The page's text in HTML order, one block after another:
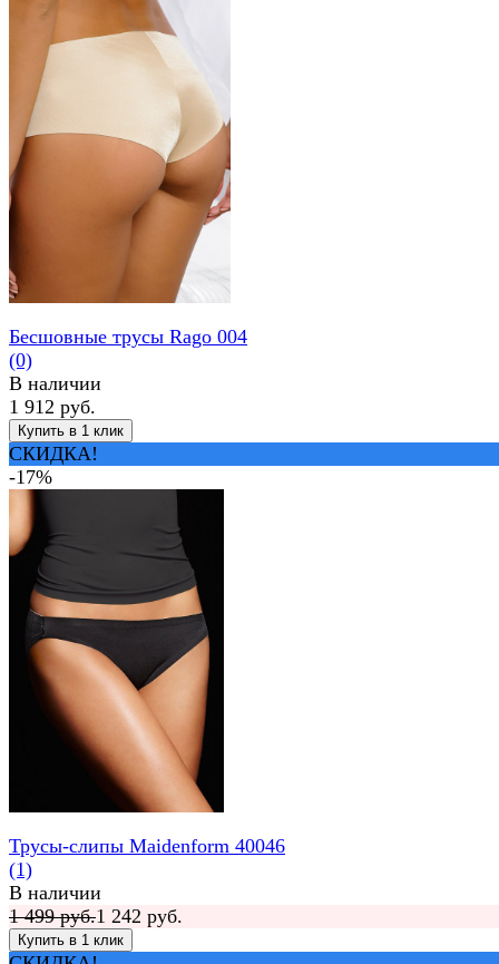
Бесшовные трусы Rago 004
(0)
В наличии
1 912 руб.
СКИДКА!
-17%
Трусы-слипы Maidenform 40046
(1)
В наличии
1 499 руб.1 242 руб.